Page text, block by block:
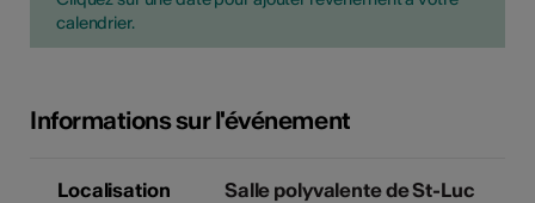
calendrier.
Informations sur l'événement
Localisation Salle polyvalente de St-Luc